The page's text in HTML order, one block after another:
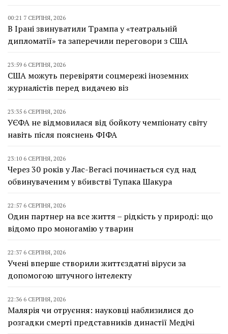
00:21 7 СЕРПНЯ, 2026
В Ірані звинуватили Трампа у «театральній
дипломатії» та заперечили переговори з США
23:59 6 СЕРПНЯ, 2026
США можуть перевіряти соцмережі іноземних
журналістів перед видачею віз
23:35 6 СЕРПНЯ, 2026
УЄФА не відмовилася від бойкоту чемпіонату світу
навіть після пояснень ФІФА
23:10 6 СЕРПНЯ, 2026
Через 30 років у Лас-Вегасі починається суд над
обвинуваченим у вбивстві Тупака Шакура
22:57 6 СЕРПНЯ, 2026
Один партнер на все життя – рідкість у природі: що
відомо про моногамію у тварин
22:37 6 СЕРПНЯ, 2026
Учені вперше створили життєздатні віруси за
допомогою штучного інтелекту
22:36 6 СЕРПНЯ, 2026
Малярія чи отруєння: науковці наблизилися до
розгадки смерті представників династії Медічі